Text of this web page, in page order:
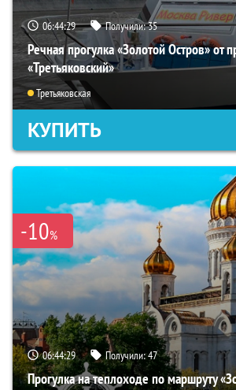
06:44:28 Получили:35
Речная прогулка «Золотой Остров» от
«Третьяковский»
Третьяковская
КУПИТЬ
-10%
06:44:28 Получили:47
Прогулка на теплоходе по маршруту